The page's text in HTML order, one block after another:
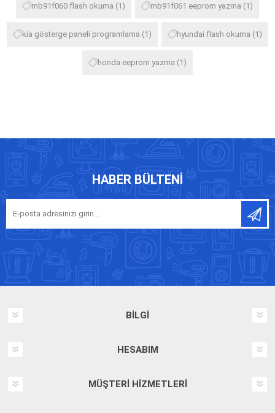
mb91f060 flash okuma (1) mb91f061 eeprom yazma (1)
kia gösterge paneli programlama (1) hyundai flash okuma (1)
honda eeprom yazma (1)
HABER BÜLTENI
BILGI
HESABIM
MÜŞTERI HIZMETLERI